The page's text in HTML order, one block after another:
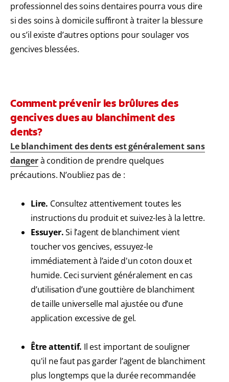
professionnel des soins dentaires pourra vous dire
si des soins à domicile suffiront à traiter la blessure
ou s’il existe d’autres options pour soulager vos
gencives blessées.
Comment prévenir les brûlures des
gencives dues au blanchiment des
dents?
Le blanchiment des dents est généralement sans
dangerà condition de prendre quelques
précautions. N’oubliez pas de :
Lire. Consultez attentivement toutes les
instructions du produit et suivez-les à la lettre.
Essuyer.Si l’agent de blanchiment vient
toucher vos gencives, essuyez-le
immédiatement à l’aide d'un coton doux et
humide. Ceci survient généralement en cas
d’utilisation d’une gouttière de blanchiment
de taille universelle mal ajustée ou d’une
application excessive de gel.
Être attentif. Il est important de souligner
qu'il ne faut pas garder l’agent de blanchiment
plus longtemps que la durée recommandée